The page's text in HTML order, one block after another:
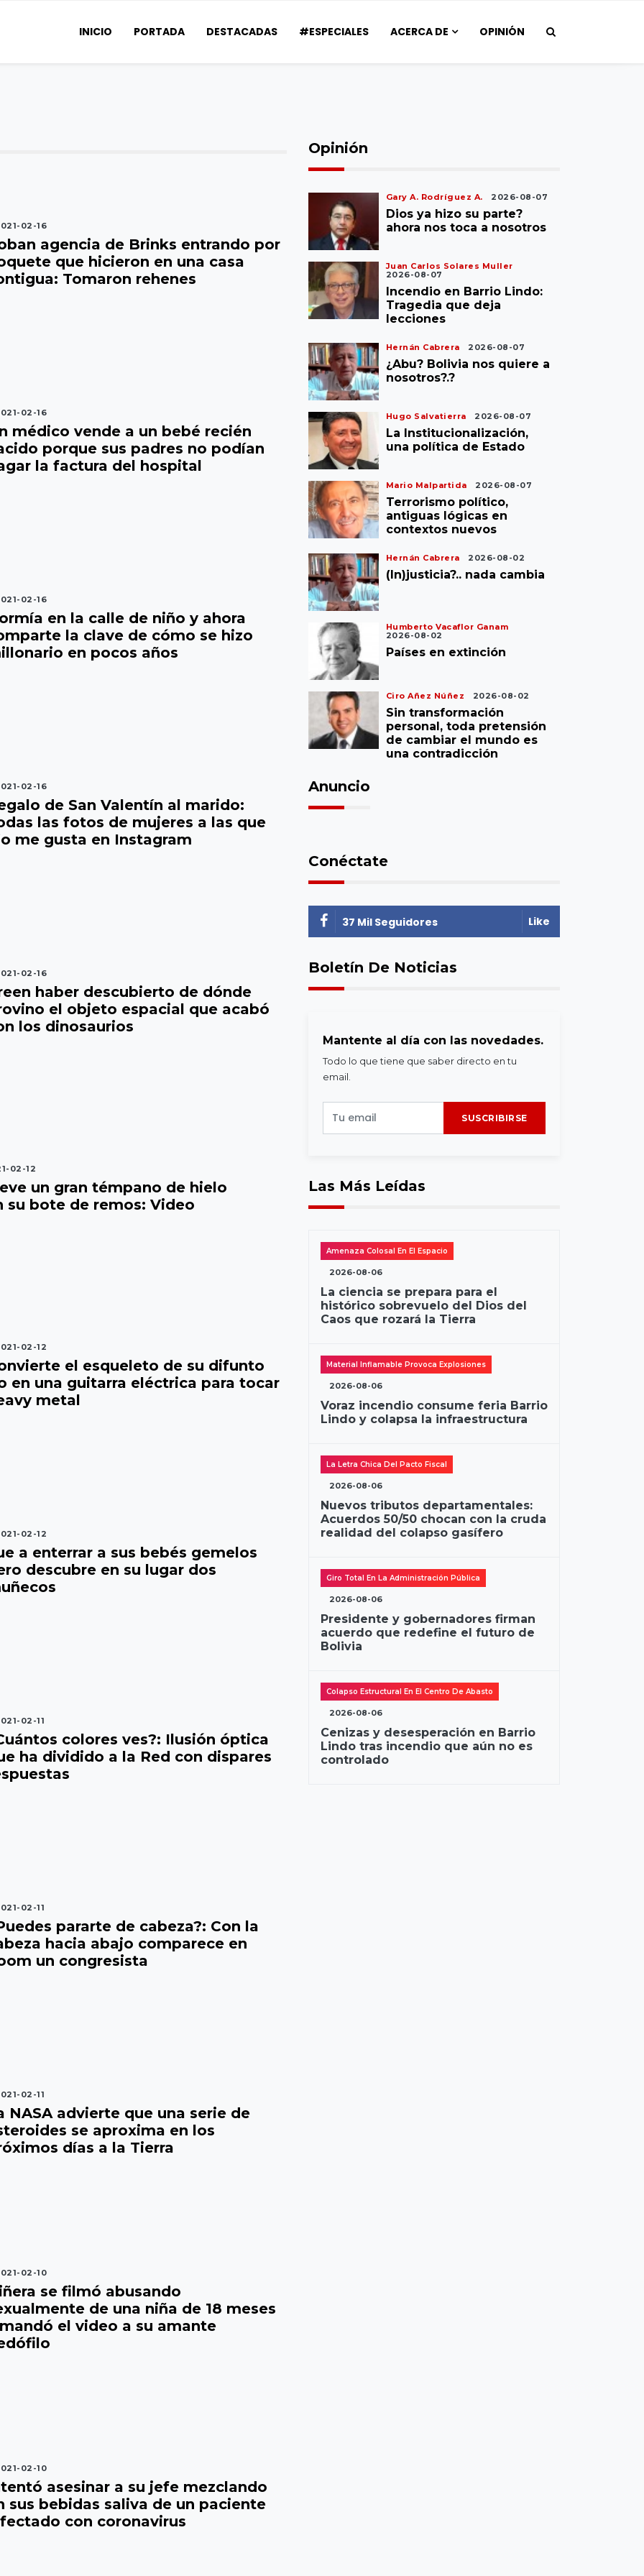
INICIO PORTADA DESTACADAS #ESPECIALES ACERCA DE OPINIÓN
02-16
agencia de Brinks entrando por
que hicieron en una casa
Tomaron rehenes
02-16
médico vende a un bebé recién
porque sus padres no podían
la factura del hospital
02-16
en la calle de niño y ahora
la clave de cómo se hizo
en pocos años
02-16
de San Valentín al marido:
las fotos de mujeres a las que
me gusta en Instagram
02-16
haber descubierto de dónde
el objeto espacial que acabó
los dinosaurios
02-12
un gran témpano de hielo
su bote de remos: Video
02-12
el esqueleto de su difunto
en una guitarra eléctrica para tocar
metal
02-12
a enterrar a sus bebés gemelos
descubre en su lugar dos
02-11
colores ves?: Ilusión óptica
ha dividido a la Red con dispares
02-11
pararte de cabeza?: Con la
hacia abajo comparece en
un congresista
02-11
NASA advierte que una serie de
se aproxima en los
días a la Tierra
02-10
se filmó abusando
de una niña de 18 meses
el video a su amante
02-10
asesinar a su jefe mezclando
sus bebidas saliva de un paciente
con coronavirus
Opinión
Gary A. Rodríguez A. 2026-08-07
Dios ya hizo su parte?
ahora nos toca a nosotros
Juan Carlos Solares Muller
2026-08-07
Incendio en Barrio Lindo:
Tragedia que deja
lecciones
Hernán Cabrera 2026-08-07
¿Abu? Bolivia nos quiere a
nosotros?.?
Hugo Salvatierra 2026-08-07
La Institucionalización,
una política de Estado
Mario Malpartida 2026-08-07
Terrorismo político,
antiguas lógicas en
contextos nuevos
Hernán Cabrera 2026-08-02
(In)justicia?.. nada cambia
Humberto Vacaflor Ganam
2026-08-02
Países en extinción
Ciro Añez Núñez 2026-08-02
Sin transformación
personal, toda pretensión
de cambiar el mundo es
una contradicción
Anuncio
Conéctate
37 Mil Seguidores Like
Boletín De Noticias
Mantente al día con las novedades.
Todo lo que tiene que saber directo en tu
email.
SUSCRIBIRSE
Las Más Leídas
Amenaza Colosal En El Espacio
2026-08-06
La ciencia se prepara para el
histórico sobrevuelo del Dios del
Caos que rozará la Tierra
Material Inflamable Provoca Explosiones
2026-08-06
Voraz incendio consume feria Barrio
Lindo y colapsa la infraestructura
La Letra Chica Del Pacto Fiscal
2026-08-06
Nuevos tributos departamentales:
Acuerdos 50/50 chocan con la cruda
realidad del colapso gasífero
Giro Total En La Administración Pública
2026-08-06
Presidente y gobernadores firman
acuerdo que redefine el futuro de
Bolivia
Colapso Estructural En El Centro De Abasto
2026-08-06
Cenizas y desesperación en Barrio
Lindo tras incendio que aún no es
controlado